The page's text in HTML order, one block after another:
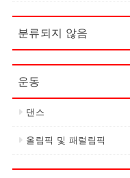
분류되지 않음
운동
댄스
올림픽 및 패럴림픽